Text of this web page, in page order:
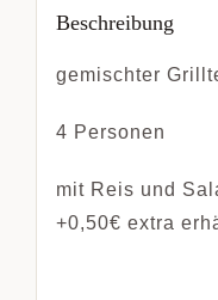
Beschreibung
gemischter
4 Personen
mit Reis und
+0,50€ extra